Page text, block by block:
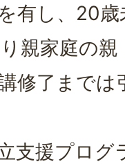
有し、20
親家庭の
修了まで
支援プログ